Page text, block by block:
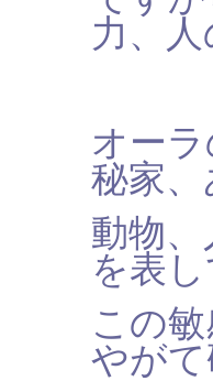
力、
オー
秘家
動物
を表し
この
やが